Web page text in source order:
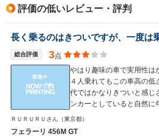
評価の低いレビュー・評判
長く乗るのはきついですが、一度は
総合評価 3点
やはり趣味の車で実用性は
４人乗れてもこの車高の
代ではかなりきついと感じ
ンカーとしていると自然に
ＲＵＲＵＲＵさん （東京都）
フェラーリ 456M GT